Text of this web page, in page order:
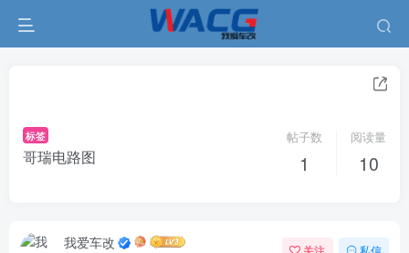
标签
哥瑞电路图
帖子数
1
阅读量
10
我爱车改 关注 私信